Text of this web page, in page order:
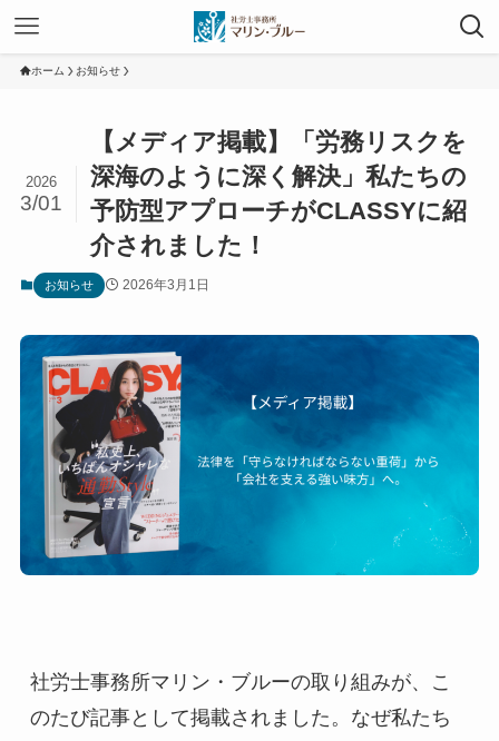
ホーム お知らせ
【メディア掲載】「労務リスクを
深海のように深く解決」私たちの
予防型アプローチがCLASSYに紹
介されました！
2026
3/01
お知らせ 2026年3月1日
社労士事務所マリン・ブルーの取り組みが、こ
のたび記事として掲載されました。なぜ私たち